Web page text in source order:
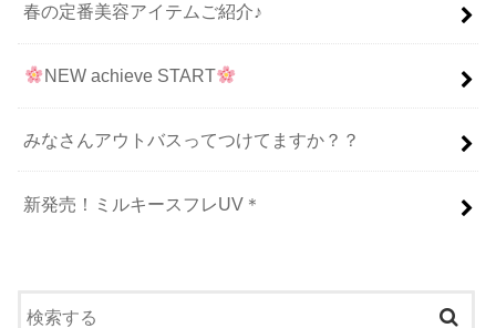
春の定番美容アイテムご紹介♪
NEW achieve START
みなさんアウトバスってつけてますか？？
新発売！ミルキースフレUV＊